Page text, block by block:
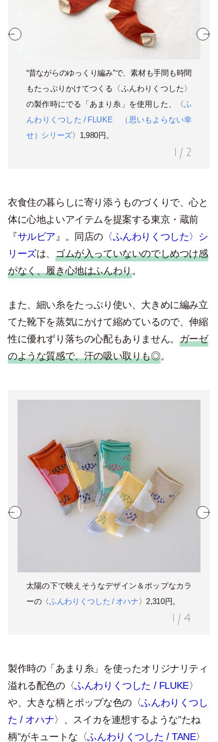
“昔ながらのゆっくり編み”で、素材も手間も時間
もたっぷりかけてつくる〈ふんわりくつした〉
の製作時にでる「あまり糸」を使用した、〈ふ
んわりくつした / FLUKE （思いもよらない幸
せ）シリーズ〉1,980円。
1 / 2
衣食住の暮らしに寄り添うものづくりで、心と
体に心地よいアイテムを提案する東京・蔵前
『サルビア』。同店の 〈ふんわりくつした〉シ
リーズは、ゴムが入っていないのでしめつけ感
がなく、履き心地はふんわり。
また、細い糸をたっぷり使い、大きめに編み立
てた靴下を蒸気にかけて縮めているので、伸縮
性に優れずり落ちの心配もありません。 ガーゼ
のような質感で、汗の吸い取りも◎。
太陽の下で映えそうなデザイン＆ポップなカラ
ーの〈ふんわりくつした / オハナ〉2,310円。
製作時の「あまり糸」を使ったオリジナリティ
溢れる配色の
ふんわりくつした / FLUKE
や、大きな柄とポップな色の〈
ふんわりくつし
た / オハナ
〉、スイカを連想するような"たね